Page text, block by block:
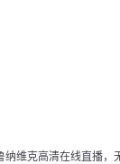
纳维克高清在线直播，